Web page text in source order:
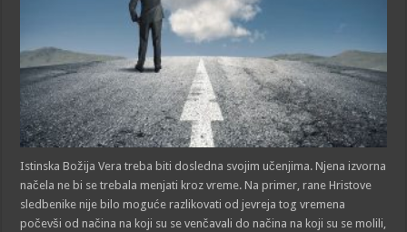
Istinska Božija Vera treba biti dosledna svojim učenjima. Njena izvorna
načela ne bi se trebala menjati kroz vreme. Na primer, rane Hristove
sledbenike nije bilo moguće razlikovati od jevreja tog vremena
počevši od načina na koji su se venčavali do načina na koji su se molili,